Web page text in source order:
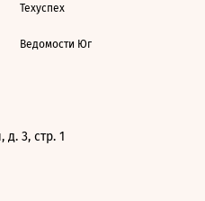
Техуспех
Ведомости Юг
д. 3, стр. 1